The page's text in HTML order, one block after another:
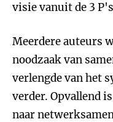
visie vanuit de 3
Meerdere auteurs
noodzaak van
verlengde van het
verder. Opvallend
naar